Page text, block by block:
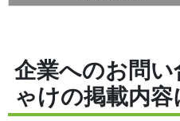
企業へのお問
ゃけの掲載内容